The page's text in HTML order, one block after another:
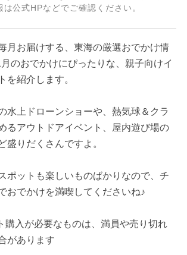
公式HPなどでご確認ください。
月お届けする、東海の厳選おでかけ情
のおでかけにぴったりな、親子向けイ
を紹介します。
水上ドローンショーや、熱気球＆クラ
るアウトドアイベント、屋内遊び場の
盛りだくさんですよ。
ポットも楽しいものばかりなので、チ
おでかけを満喫してくださいね♪
購入が必要なものは、満員や売り切れ
があります